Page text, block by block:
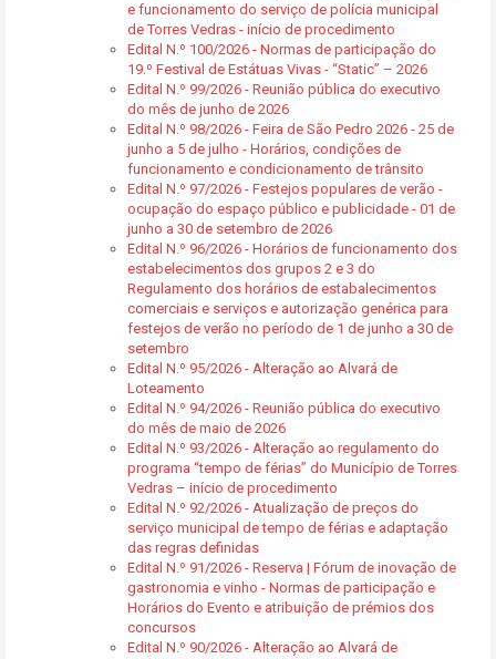
e funcionamento do serviço de polícia municipal
de Torres Vedras - início de procedimento
Edital N.º 100/2026 - Normas de participação do
19.º Festival de Estátuas Vivas - “Static” – 2026
Edital N.º 99/2026 - Reunião pública do executivo
do mês de junho de 2026
Edital N.º 98/2026 - Feira de São Pedro 2026 - 25 de
junho a 5 de julho - Horários, condições de
funcionamento e condicionamento de trânsito
Edital N.º 97/2026 - Festejos populares de verão -
ocupação do espaço público e publicidade - 01 de
junho a 30 de setembro de 2026
Edital N.º 96/2026 - Horários de funcionamento dos
estabelecimentos dos grupos 2 e 3 do
Regulamento dos horários de estabalecimentos
comerciais e serviços e autorização genérica para
festejos de verão no período de 1 de junho a 30 de
setembro
Edital N.º 95/2026 - Alteração ao Alvará de
Loteamento
Edital N.º 94/2026 - Reunião pública do executivo
do mês de maio de 2026
Edital N.º 93/2026 - Alteração ao regulamento do
programa “tempo de férias” do Município de Torres
Vedras – início de procedimento
Edital N.º 92/2026 - Atualização de preços do
serviço municipal de tempo de férias e adaptação
das regras definidas
Edital N.º 91/2026 - Reserva | Fórum de inovação de
gastronomia e vinho - Normas de participação e
Horários do Evento e atribuição de prémios dos
concursos
Edital N.º 90/2026 - Alteração ao Alvará de